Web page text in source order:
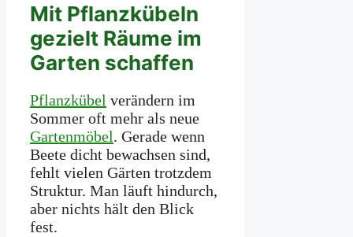
Mit Pflanzkübeln
gezielt Räume im
Garten schaffen
Pflanzkübel verändern im
Sommer oft mehr als neue
Gartenmöbel. Gerade wenn
Beete dicht bewachsen sind,
fehlt vielen Gärten trotzdem
Struktur. Man läuft hindurch,
aber nichts hält den Blick
fest.